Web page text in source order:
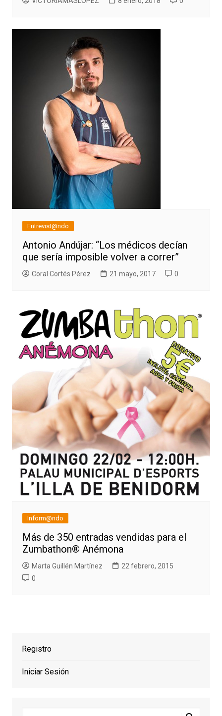
Entrevist@ndo
Antonio Andújar: “Los médicos decían
que sería imposible volver a correr”
Coral Cortés Pérez 21 mayo, 2017 0
Inform@ndo
Más de 350 entradas vendidas para el
Zumbathon® Anémona
Marta Guillén Martínez
22 febrero, 2015
0
Registro
Iniciar Sesión